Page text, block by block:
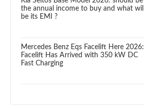
the annual income to buy and what will
be its EMI ?
Mercedes Benz Eqs Facelift Here 2026:
Facelift Has Arrived with 350 kW DC
Fast Charging